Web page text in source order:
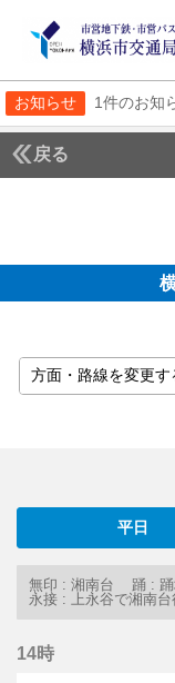
お知らせ 1件のお知
戻る
平日
無印 : 湘南台 踊 :
永接 : 上永谷で湘南
14時